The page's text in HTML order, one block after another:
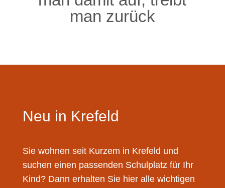
man zurück
Neu in Krefeld
Sie wohnen seit Kurzem in Krefeld und
suchen einen passenden Schulplatz für Ihr
Kind? Dann erhalten Sie hier alle wichtigen